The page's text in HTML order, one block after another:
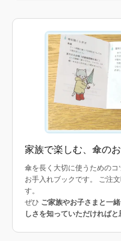
家族で楽しむ、傘の
傘を長く大切に使うための
お手入れブックです。 ご注
す。
ぜひ ご家族やお子さまと一
しさを知っていただければと